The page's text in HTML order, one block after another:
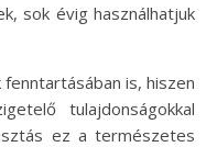
sok évig használhatjuk
is, hiszen
tulajdonságokkal
ez a természetes